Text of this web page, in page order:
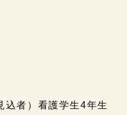
込者）看護学生4年生